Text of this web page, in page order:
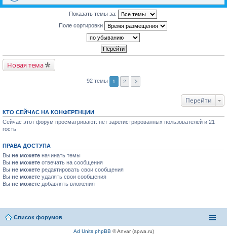
Показать темы за:
Поле сортировки
Новая тема
92 темы 1 2
Перейти
КТО СЕЙЧАС НА КОНФЕРЕНЦИИ
Сейчас этот форум просматривают: нет зарегистрированных пользователей и 21
гость
ПРАВА ДОСТУПА
Вы не можете начинать темы
Вы не можете отвечать на сообщения
Вы не можете редактировать свои сообщения
Вы не можете удалять свои сообщения
Вы не можете добавлять вложения
Список форумов
Ad Units phpBB © Anvar (apwa.ru)